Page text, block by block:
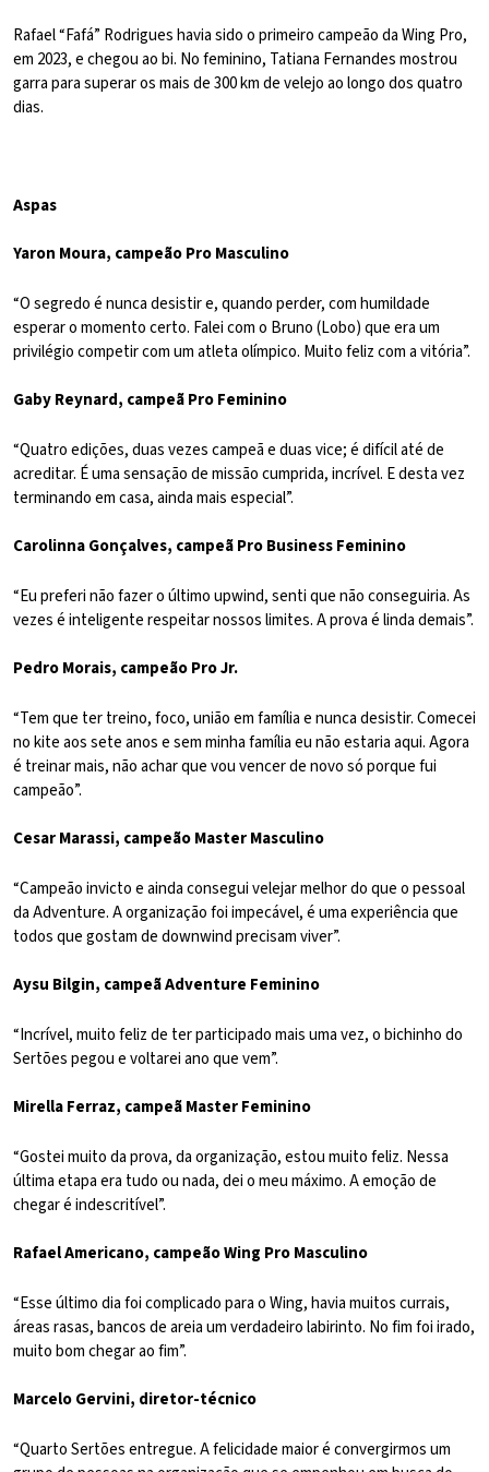
Rafael “Fafá” Rodrigues havia sido o primeiro campeão da Wing Pro,
em 2023, e chegou ao bi. No feminino, Tatiana Fernandes mostrou
garra para superar os mais de 300 km de velejo ao longo dos quatro
dias.
Aspas
Yaron Moura, campeão Pro Masculino
“O segredo é nunca desistir e, quando perder, com humildade
esperar o momento certo. Falei com o Bruno (Lobo) que era um
privilégio competir com um atleta olímpico. Muito feliz com a vitória”.
Gaby Reynard, campeã Pro Feminino
“Quatro edições, duas vezes campeã e duas vice; é difícil até de
acreditar. É uma sensação de missão cumprida, incrível. E desta vez
terminando em casa, ainda mais especial”.
Carolinna Gonçalves, campeã Pro Business Feminino
“Eu preferi não fazer o último upwind, senti que não conseguiria. As
vezes é inteligente respeitar nossos limites. A prova é linda demais”.
Pedro Morais, campeão Pro Jr.
“Tem que ter treino, foco, união em família e nunca desistir. Comecei
no kite aos sete anos e sem minha família eu não estaria aqui. Agora
é treinar mais, não achar que vou vencer de novo só porque fui
campeão”.
Cesar Marassi, campeão Master Masculino
“Campeão invicto e ainda consegui velejar melhor do que o pessoal
da Adventure. A organização foi impecável, é uma experiência que
todos que gostam de downwind precisam viver”.
Aysu Bilgin, campeã Adventure Feminino
“Incrível, muito feliz de ter participado mais uma vez, o bichinho do
Sertões pegou e voltarei ano que vem”.
Mirella Ferraz, campeã Master Feminino
“Gostei muito da prova, da organização, estou muito feliz. Nessa
última etapa era tudo ou nada, dei o meu máximo. A emoção de
chegar é indescritível”.
Rafael Americano, campeão Wing Pro Masculino
“Esse último dia foi complicado para o Wing, havia muitos currais,
áreas rasas, bancos de areia um verdadeiro labirinto. No fim foi irado,
muito bom chegar ao fim”.
Marcelo Gervini, diretor-técnico
“Quarto Sertões entregue. A felicidade maior é convergirmos um